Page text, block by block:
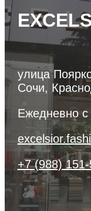
улица
Сочи,
Ежедневно
+7 (988)